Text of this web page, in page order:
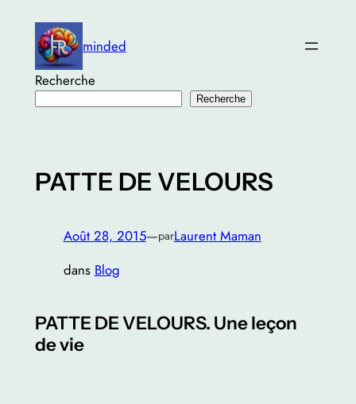
contenu
minded
Recherche
Recherche
PATTE DE VELOURS
Août 28, 2015—parLaurent Maman
dans Blog
PATTE DE VELOURS. Une leçon
de vie